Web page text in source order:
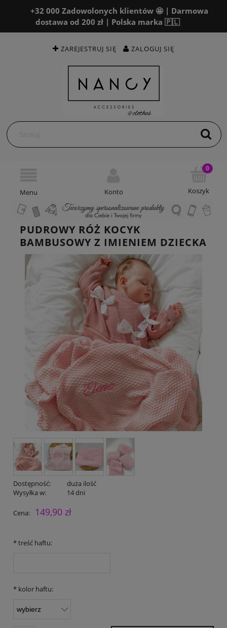
+32 000 Zadowolonych klientów 🤩 | Darmowa
dostawa od 200 zł | Polska marka 🇵🇱
ZAREJESTRUJ SIĘ ZALOGUJ SIĘ
PUDROWY RÓŻ KOCYK
BAMBUSOWY Z IMIENIEM DZIECKA
Dostępność:
duża ilość
Wysyłka w:
14 dni
Cena: 149,90 zł
*treść haftu:
* kolor haftu: